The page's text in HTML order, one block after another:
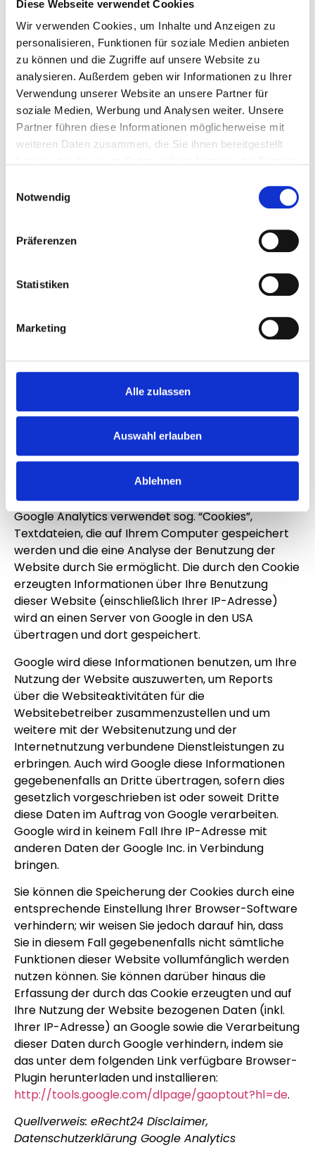
Diese Webseite verwendet Cookies
Wir verwenden Cookies, um Inhalte und Anzeigen zu
personalisieren, Funktionen für soziale Medien anbieten
zu können und die Zugriffe auf unsere Website zu
analysieren. Außerdem geben wir Informationen zu Ihrer
Verwendung unserer Website an unsere Partner für
soziale Medien, Werbung und Analysen weiter. Unsere
Partner führen diese Informationen möglicherweise mit
weiteren Daten zusammen, die Sie ihnen bereitgestellt
Notwendig
Präferenzen
Statistiken
Marketing
Alle zulassen
Auswahl erlauben
Ablehnen
Angabe personenbezogener Daten möglich. Soweit
auf unseren Seiten personenbezogene Daten
(beispielsweise Name, Anschrift oder E-Mail-
Adressen) erhoben werden, erfolgt dies, soweit
möglich, stets auf freiwilliger Basis. Diese Daten
werden ohne Ihre ausdrückliche Zustimmung nicht
an Dritte weitergegeben.
Sicherheitslücken aufweisen kann. Ein lückenloser
Schutz der Daten vor dem Zugriff durch Dritte ist
Der Nutzung von im Rahmen der Impressumspflicht
veröffentlichten Kontaktdaten durch Dritte zur
Übersendung von nicht ausdrücklich angeforderter
ausdrücklich widersprochen. Die Betreiber der
Schritte im Falle der unverlangten Zusendung von
Werbeinformationen, etwa durch Spam-Mails, vor.
Datenschutzerklärung für
die Nutzung von Google
Analytics
Diese Website benutzt Google Analytics, einen
Webanalysedienst der Google Inc. (“Google”).
Google Analytics verwendet sog. “Cookies”,
Textdateien, die auf Ihrem Computer gespeichert
werden und die eine Analyse der Benutzung der
Website durch Sie ermöglicht. Die durch den Cookie
erzeugten Informationen über Ihre Benutzung
dieser Website (einschließlich Ihrer IP-Adresse)
wird an einen Server von Google in den USA
übertragen und dort gespeichert.
Google wird diese Informationen benutzen, um Ihre
Nutzung der Website auszuwerten, um Reports
über die Websiteaktivitäten für die
Websitebetreiber zusammenzustellen und um
weitere mit der Websitenutzung und der
Internetnutzung verbundene Dienstleistungen zu
erbringen. Auch wird Google diese Informationen
gegebenenfalls an Dritte übertragen, sofern dies
gesetzlich vorgeschrieben ist oder soweit Dritte
diese Daten im Auftrag von Google verarbeiten.
Google wird in keinem Fall Ihre IP-Adresse mit
anderen Daten der Google Inc. in Verbindung
bringen.
Sie können die Speicherung der Cookies durch eine
entsprechende Einstellung Ihrer Browser-Software
verhindern; wir weisen Sie jedoch darauf hin, dass
Sie in diesem Fall gegebenenfalls nicht sämtliche
Funktionen dieser Website vollumfänglich werden
nutzen können. Sie können darüber hinaus die
Erfassung der durch das Cookie erzeugten und auf
Ihre Nutzung der Website bezogenen Daten (inkl.
Ihrer IP-Adresse) an Google sowie die Verarbeitung
dieser Daten durch Google verhindern, indem sie
das unter dem folgenden Link verfügbare Browser-
Plugin herunterladen und installieren:
http://tools.google.com/dlpage/gaoptout?hl=de.
Quellverweis: eRecht24 Disclaimer,
Datenschutzerklärung Google Analytics